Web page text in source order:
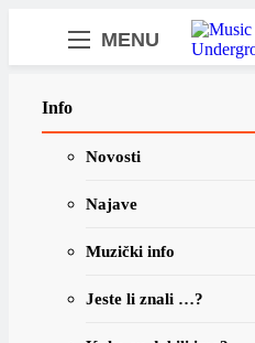
MENU
Info
Novosti
Najave
Muzički info
Jeste li znali …?
2020.
prodaja
vinila u